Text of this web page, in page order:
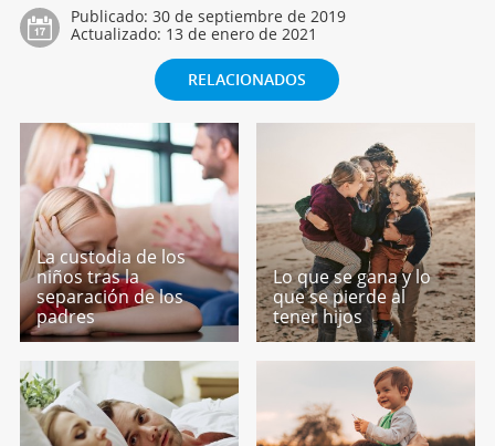
Publicado: 30 de septiembre de 2019
Actualizado: 13 de enero de 2021
RELACIONADOS
La custodia de los
niños tras la
separación de los
padres
Lo que se gana y lo
que se pierde al
tener hijos